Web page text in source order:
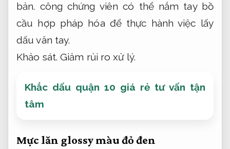
bản. công chứng viên có thể nắm tay bồ
cầu hợp pháp hóa để thực hành việc lấy
dấu vân tay.
Khảo sát. Giảm rủi ro xử lý.
Khắc dấu quận 10 giá rẻ tư vấn tận
tâm
Mực lăn glossy màu đỏ đen